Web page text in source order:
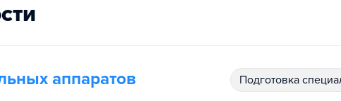
аппаратов подготовка